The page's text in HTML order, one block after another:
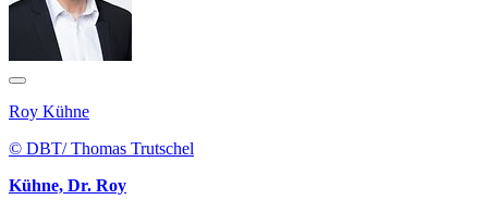
Roy Kühne
© DBT/ Thomas Trutschel
Kühne, Dr. Roy